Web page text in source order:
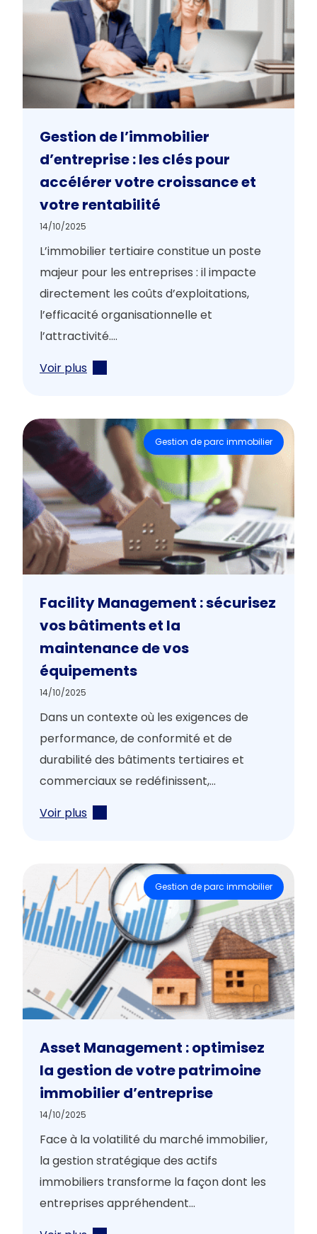
Gestion de l’immobilier
d’entreprise : les clés pour
accélérer votre croissance et
votre rentabilité
14/10/2025
L’immobilier tertiaire constitue un poste
majeur pour les entreprises : il impacte
directement les coûts d’exploitations,
l’efficacité organisationnelle et
l’attractivité....
Voir plus
Gestion de parc immobilier
Facility Management : sécurisez
vos bâtiments et la
maintenance de vos
équipements
14/10/2025
Dans un contexte où les exigences de
performance, de conformité et de
durabilité des bâtiments tertiaires et
commerciaux se redéfinissent,...
Voir plus
Gestion de parc immobilier
Asset Management : optimisez
la gestion de votre patrimoine
immobilier d’entreprise
14/10/2025
Face à la volatilité du marché immobilier,
la gestion stratégique des actifs
immobiliers transforme la façon dont les
entreprises appréhendent...